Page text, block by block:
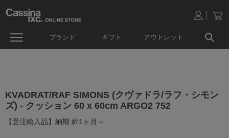
ブランド ギフト アウトレット
KVADRAT/RAF SIMONS (クヴァドラ/ラフ・シモン
ズ) - クッション 60 x 60cm ARGO2 752
【受注輸入品】納期 約1ヶ月～